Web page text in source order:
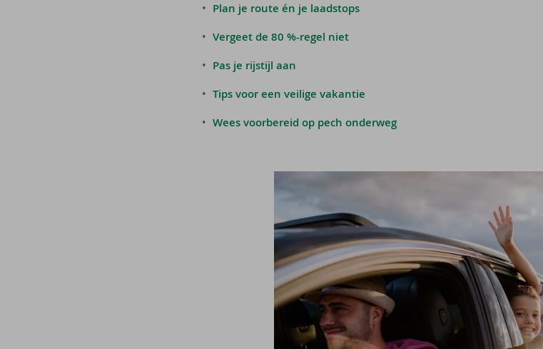
Plan je route én je laadstops
Vergeet de 80 %-regel niet
Pas je rijstijl aan
Tips voor een veilige vakantie
Wees voorbereid op pech onderweg